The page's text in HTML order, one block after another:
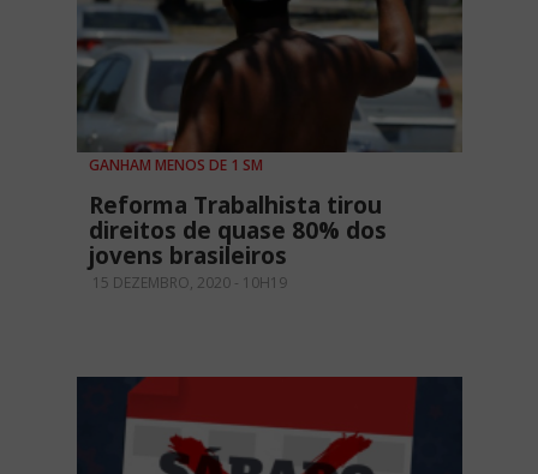
GANHAM MENOS DE 1 SM
Reforma Trabalhista tirou
direitos de quase 80% dos
jovens brasileiros
15 DEZEMBRO, 2020 - 10H19